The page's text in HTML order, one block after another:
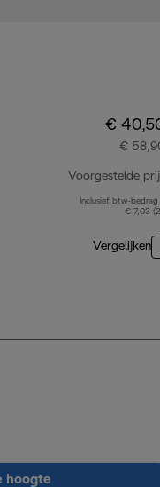
€
€
Voorgestelde
Inclusief btw-bedrag
€ 7,03
Vergelijken
hoogte